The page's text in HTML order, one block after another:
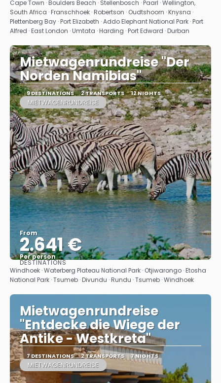
See
Cape Town · Boulders Beach · Stellenbosch · Paarl · Wellington,
South Africa · Franschhoek · Robertson · Oudtshoorn · Knysna ·
Plettenberg Bay · Port Elizabeth · Addo Elephant National Park · Port
Alfred · East London · Umtata · Harding · Port Edward · Durban
Mietwagenrundreise "Der
Norden Namibias"
9 DESTINATIONS 2 TRANSPORTS 12 NIGHTS
MIETWAGENRUNDREISE
From
2.641 €
Per person
See
DESTINATIONS
Windhoek · Waterberg Plateau National Park · Otjiwarongo · Etosha
National Park · Tsumeb · Divundu · Rundu · Tsumeb · Windhoek
Mietwagenrundreise
"Entdecke die Wiege der
Antike - Westkreta"
7 DESTINATIONS 2 TRANSPORTS 7 NIGHTS
MIETWAGENRUNDREISE